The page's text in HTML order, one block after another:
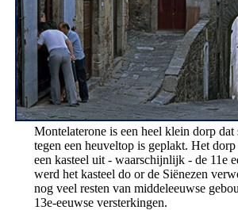
Montelaterone is een heel klein dorp dat
tegen een heuveltop is geplakt. Het
een kasteel uit - waarschijnlijk - de 11e
werd het kasteel do or de Siënezen
nog veel resten van middeleeuwse
13e-eeuwse versterkingen.